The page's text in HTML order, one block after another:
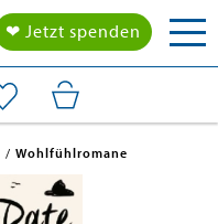
❤ Jetzt spenden
Wohlfühlromane